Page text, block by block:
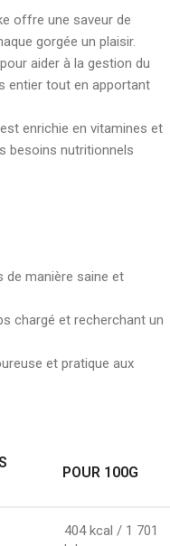
offre une saveur de
gorgée un plaisir.
aider à la gestion du
entier tout en apportant
enrichie en vitamines et
besoins nutritionnels
de manière saine et
chargé et recherchant un
et pratique aux
POUR 100G
404 kcal / 1 701